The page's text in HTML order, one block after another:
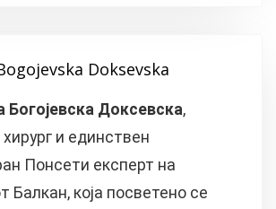
Doksevska
Доксевска,
и единствен
Понсети експерт на
Балкан, која посветено се